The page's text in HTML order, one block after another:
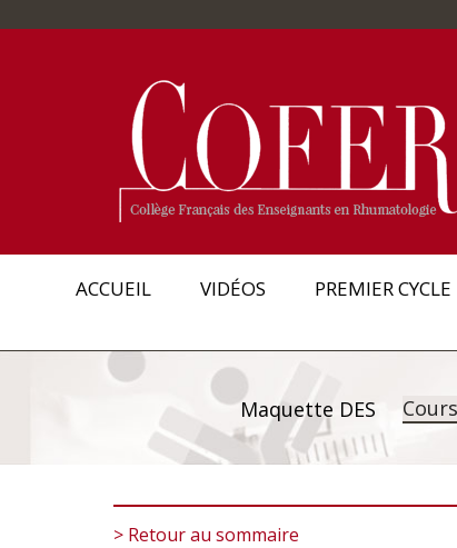
ACCUEIL VIDÉOS PREMIER CYCLE
Maquette DES
> Retour au sommaire